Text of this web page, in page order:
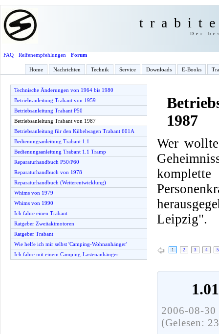
Der
FAQ· Reifenempfehlungen · Forum
Home Nachrichten Technik Service Downloads E-Books
Technische Änderungen von 1964 bis 1980
Betriebsanleitung Trabant von 1959
Betriebsanleitung Trabant P50
Betriebsanleitung Trabant von 1987
Betriebsanleitung für den Kübelwagen Trabant 601A
Bedienungsanleitung Trabant 1.1
Bedienungsanleitung Trabant 1.1 Tramp
Reparaturhandbuch P50/P60
Reparaturhandbuch von 1978
Reparaturhandbuch (Weiterentwicklung)
Whims von 1979
Whims von 1990
Ich fahre einen Trabant
Ratgeber Zweitaktmotoren
Ratgeber Trabant
Wie helfe ich mir selbst 'Camping-Wohnanhänger'
Ich fahre mit einem Camping-Lastenanhänger
1987
Wer
Leipzig".
1 2 3 4 5
2006-08-
(Gelesen: